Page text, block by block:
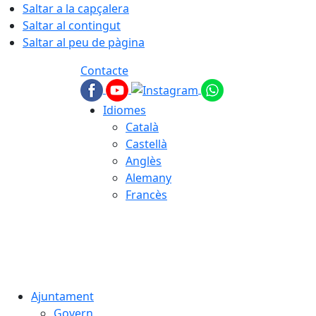
Saltar a la capçalera
Saltar al contingut
Saltar al peu de pàgina
Contacte
Idiomes
Català
Castellà
Anglès
Alemany
Francès
Ajuntament